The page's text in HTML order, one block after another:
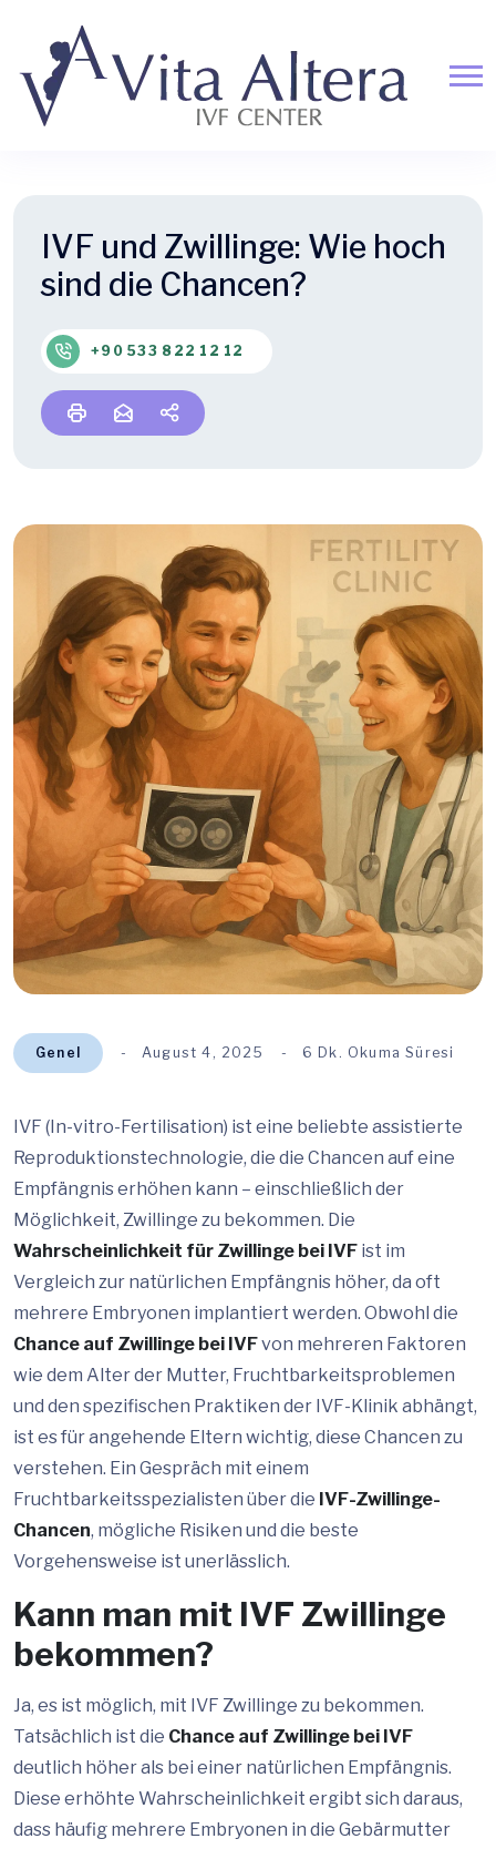
IVF und Zwillinge: Wie hoch
sind die Chancen?
+90 533 822 12 12
Genel August 4, 2025 6 Dk. Okuma Süresi
IVF (In-vitro-Fertilisation) ist eine beliebte assistierte
Reproduktionstechnologie, die die Chancen auf eine
Empfängnis erhöhen kann – einschließlich der
Möglichkeit, Zwillinge zu bekommen. Die
Wahrscheinlichkeit für Zwillinge bei IVF ist im
Vergleich zur natürlichen Empfängnis höher, da oft
mehrere Embryonen implantiert werden. Obwohl die
Chance auf Zwillinge bei IVFvon mehreren Faktoren
wie dem Alter der Mutter, Fruchtbarkeitsproblemen
und den spezifischen Praktiken der IVF-Klinik abhängt,
ist es für angehende Eltern wichtig, diese Chancen zu
verstehen. Ein Gespräch mit einem
Fruchtbarkeitsspezialisten über die IVF-Zwillinge-
Chancen, mögliche Risiken und die beste
Vorgehensweise ist unerlässlich.
Kann man mit IVF Zwillinge
bekommen?
Ja, es ist möglich, mit IVF Zwillinge zu bekommen.
Tatsächlich ist die Chance auf Zwillinge bei IVF
deutlich höher als bei einer natürlichen Empfängnis.
Diese erhöhte Wahrscheinlichkeit ergibt sich daraus,
dass häufig mehrere Embryonen in die Gebärmutter